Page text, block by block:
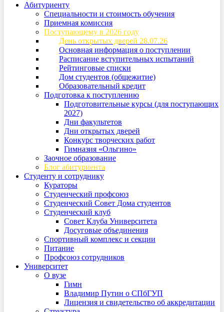
Абитуриенту
Специальности и стоимость обучения
Приемная комиссия
Поступающему в 2026 году
День открытых дверей 28.07.26
Основная информация о поступлении
Расписание вступительных испытаний
Рейтинговые списки
Дом студентов (общежитие)
Образовательный кредит
Подготовка к поступлению
Подготовительные курсы (для поступающих
2027)
Дни факультетов
Дни открытых дверей
Конкурс творческих работ
Гимназия «Ольгино»
Заочное образование
Блог абитуриента
Студенту и сотруднику
Кураторы
Студенческий профсоюз
Студенческий Совет Дома студентов
Студенческий клуб
Совет Клуба Университета
Досуговые объединения
Спортивный комплекс и секции
Питание
Профсоюз сотрудников
Университет
О вузе
Гимн
Владимир Путин о СПбГУП
Лицензия и свидетельство об аккредитации